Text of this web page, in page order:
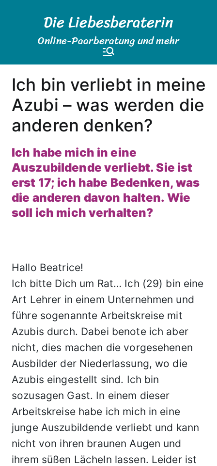
Die Liebesberaterin
Online-Paarberatung und mehr
Ich bin verliebt in meine
Azubi – was werden die
anderen denken?
Ich habe mich in eine
Auszubildende verliebt. Sie ist
erst 17; ich habe Bedenken, was
die anderen davon halten. Wie
soll ich mich verhalten?
Hallo Beatrice!
Ich bitte Dich um Rat… Ich (29) bin eine
Art Lehrer in einem Unternehmen und
führe sogenannte Arbeitskreise mit
Azubis durch. Dabei benote ich aber
nicht, dies machen die vorgesehenen
Ausbilder der Niederlassung, wo die
Azubis eingestellt sind. Ich bin
sozusagen Gast. In einem dieser
Arbeitskreise habe ich mich in eine
junge Auszubildende verliebt und kann
nicht von ihren braunen Augen und
ihrem süßen Lächeln lassen. Leider ist